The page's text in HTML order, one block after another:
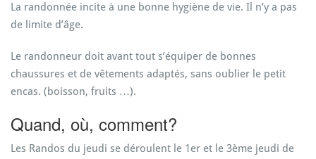
La randonnée incite à une bonne hygiène de vie. Il n’y a pas
de limite d’âge.
Le randonneur doit avant tout s’équiper de bonnes
chaussures et de vêtements adaptés, sans oublier le petit
encas. (boisson, fruits …).
Quand, où, comment?
Les Randos du jeudi se déroulent le 1er et le 3ème jeudi de